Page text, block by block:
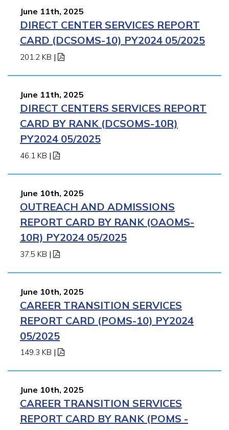
June 11th, 2025
DIRECT CENTER SERVICES REPORT
CARD (DCSOMS-10) PY2024 05/2025
201.2 KB |
June 11th, 2025
DIRECT CENTERS SERVICES REPORT
CARD BY RANK (DCSOMS-10R)
PY2024 05/2025
46.1 KB |
June 10th, 2025
OUTREACH AND ADMISSIONS
REPORT CARD BY RANK (OAOMS-
10R) PY2024 05/2025
37.5 KB |
June 10th, 2025
CAREER TRANSITION SERVICES
REPORT CARD (POMS-10) PY2024
05/2025
149.3 KB |
June 10th, 2025
CAREER TRANSITION SERVICES
REPORT CARD BY RANK (POMS -